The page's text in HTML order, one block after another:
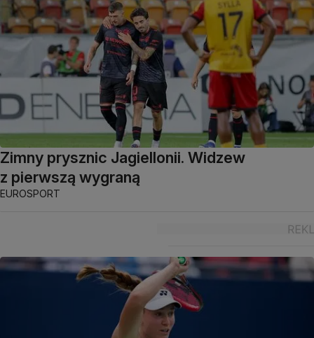
Zimny prysznic Jagiellonii. Widzew
z pierwszą wygraną
EUROSPORT